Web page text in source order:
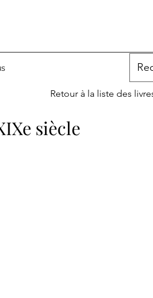
Retour à la liste des
siècle